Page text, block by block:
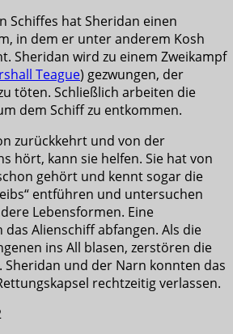
Schiffes hat Sheridan einen
in dem er unter anderem Kosh
Sheridan wird zu einem Zweikampf
Teague) gezwungen, der
töten. Schließlich arbeiten die
dem Schiff zu entkommen.
zurückkehrt und von der
hört, kann sie helfen. Sie hat von
gehört und kennt sogar die
entführen und untersuchen
Lebensformen. Eine
Alienschiff abfangen. Als die
ins All blasen, zerstören die
Sheridan und der Narn konnten das
rechtzeitig verlassen.